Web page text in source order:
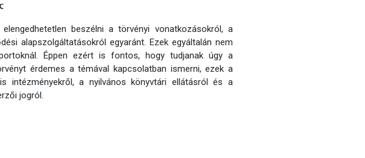
beszélni a törvényi vonatkozásokról, a
alapszolgáltatásokról egyaránt. Ezek egyáltalán nem
Éppen ezért is fontos, hogy tudjanak úgy a
érdemes a témával kapcsolatban ismerni, ezek a
intézményekről, a nyilvános könyvtári ellátásról és a
jogról.